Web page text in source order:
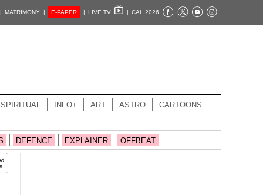
MATRIMONY | E-PAPER | LIVE TV | CAL 2026
SPIRITUAL INFO+ ART ASTRO CARTOONS
DEFENCE EXPLAINER OFFBEAT